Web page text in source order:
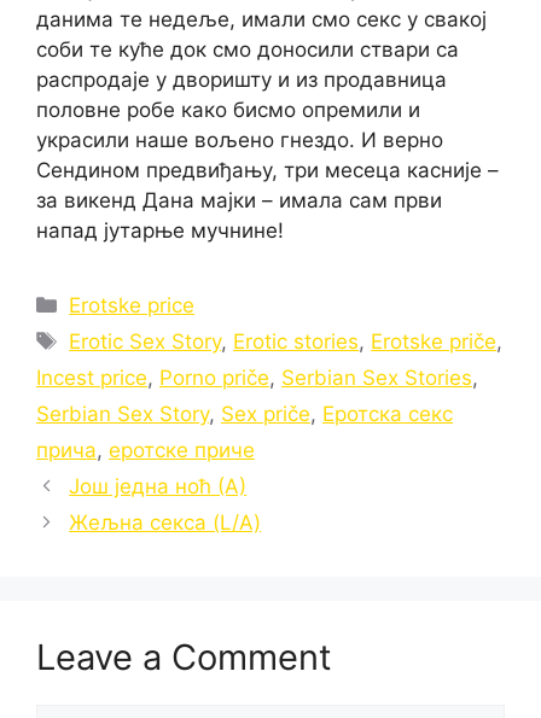
данима те недеље, имали смо секс у свакој
соби те куће док смо доносили ствари са
распродаје у дворишту и из продавница
половне робе како бисмо опремили и
украсили наше вољено гнездо. И верно
Сендином предвиђању, три месеца касније –
за викенд Дана мајки – имала сам први
напад јутарње мучнине!
Categories
Erotske price
Tags
Erotic Sex Story, Erotic stories, Erotske priče,
Incest price, Porno priče, Serbian Sex Stories,
Serbian Sex Story, Sex priče, Еротска секс
прича, еротске приче
Још једна ноћ (А)
Жељна секса (L/A)
Leave a Comment